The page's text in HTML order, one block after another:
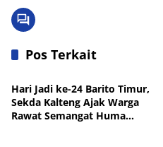
Pos Terkait
Pemkab Bartim
Hari Jadi ke-24 Barito Timur,
Sekda Kalteng Ajak Warga
Rawat Semangat Huma
Pemprov Kalteng